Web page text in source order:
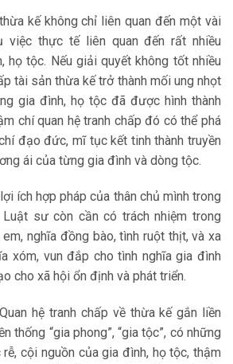
kế không chỉ liên quan đến một vài
việc thực tế liên quan đến rất nhiều
họ tộc. Nếu giải quyết không tốt nhiều
tài sản thừa kế trở thành mối ung nhọt
gia đình, họ tộc đã được hình thành
chí quan hệ tranh chấp đó có thể phá
đạo đức, mĩ tục kết tinh thành truyền
ái của từng gia đình và dòng tộc.
ích hợp pháp của thân chủ mình trong
sư còn cần có trách nhiệm trong
nghĩa đồng bào, tình ruột thịt, và xa
xóm, vun đắp cho tình nghĩa gia đình
cho xã hội ổn định và phát triển.
hệ tranh chấp về thừa kế gắn liền
thống “gia phong”, “gia tộc”, có những
cội nguồn của gia đình, họ tộc, thậm